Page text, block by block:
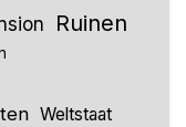
Ruinen
Weltstaat